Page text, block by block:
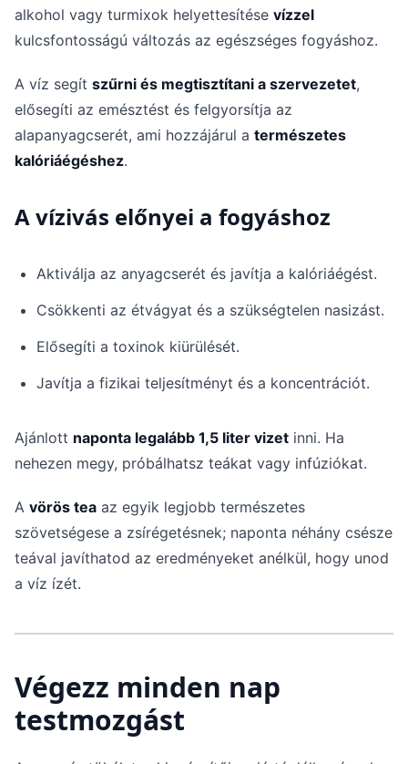
alkohol vagy turmixok helyettesítése vízzel
kulcsfontosságú változás az egészséges fogyáshoz.
A víz segít szűrni és megtisztítani a szervezetet,
elősegíti az emésztést és felgyorsítja az
alapanyagcserét, ami hozzájárul a természetes
kalóriáégéshez.
A vízivás előnyei a fogyáshoz
Aktiválja az anyagcserét és javítja a kalóriáégést.
Csökkenti az étvágyat és a szükségtelen nasizást.
Elősegíti a toxinok kiürülését.
Javítja a fizikai teljesítményt és a koncentrációt.
Ajánlott naponta legalább 1,5 liter vizet inni. Ha
nehezen megy, próbálhatsz teákat vagy infúziókat.
A vörös tea az egyik legjobb természetes
szövetségese a zsírégetésnek; naponta néhány csésze
teával javíthatod az eredményeket anélkül, hogy unod
a víz ízét.
Végezz minden nap
testmozgást